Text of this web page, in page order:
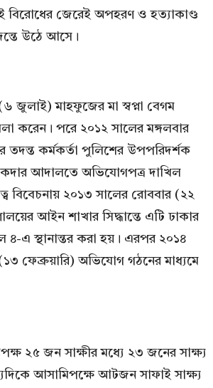
বিরোধের জেরেই অপহরণ ও হত্যাকাণ্ড
উঠে আসে।
জুলাই) মাহফুজের মা স্বপ্না বেগম
করেন। পরে ২০১২ সালের মঙ্গলবার
তদন্ত কর্মকর্তা পুলিশের উপপরিদর্শক
আদালতে অভিযোগপত্র দাখিল
বিবেচনায় ২০১৩ সালের রোববার (২২
আইন শাখার সিদ্ধান্তে এটি ঢাকার
৪-এ স্থানান্তর করা হয়। এরপর ২০১৪
ফেব্রুয়ারি) অভিযোগ গঠনের মাধ্যমে
২৫ জন সাক্ষীর মধ্যে ২৩ জনের সাক্ষ্য
আসামিপক্ষে আটজন সাফাই সাক্ষ্য